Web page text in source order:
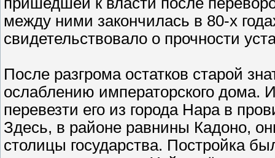
между ними закончилась в 80-х
свидетельствовало о прочности
После разгрома остатков старой
ослаблению императорского дома.
перевезти его из города Нара в
Здесь, в районе равнины Кадоно,
столицы государства. Постройка